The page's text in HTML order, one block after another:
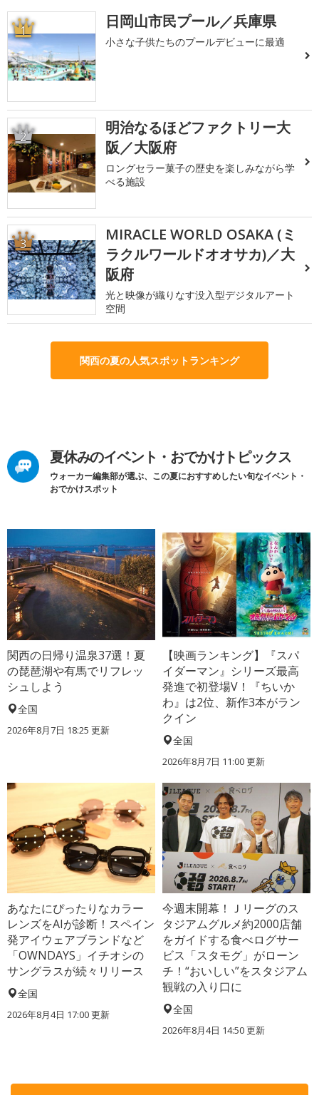
1 日岡山市民プール／兵庫県
小さな子供たちのプールデビューに最適
2
明治なるほどファクトリー大
阪／大阪府
ロングセラー菓子の歴史を楽しみながら学
べる施設
3
MIRACLE WORLD OSAKA (ミ
ラクルワールドオオサカ)／大
阪府
光と映像が織りなす没入型デジタルアート
空間
関西の夏の人気スポットランキング
夏休みのイベント・おでかけトピックス
ウォーカー編集部が選ぶ、この夏におすすめしたい旬なイベント・
おでかけスポット
関西の日帰り温泉37選！夏
の琵琶湖や有馬でリフレッ
シュしよう
全国
2026年8月7日 18:25 更新
【映画ランキング】『スパ
イダーマン』シリーズ最高
発進で初登場V！『ちいか
わ』は2位、新作3本がラン
クイン
全国
2026年8月7日 11:00更新
あなたにぴったりなカラー
レンズをAIが診断！スペイン
発アイウェアブランドなど
「OWNDAYS」イチオシの
サングラスが続々リリース
全国
2026年8月4日 17:00更新
今週末開幕！Ｊリーグのス
タジアムグルメ約2000店舗
をガイドする食べログサー
ビス「スタモグ」がローン
チ！“おいしい”をスタジアム
観戦の入り口に
全国
2026年8月4日 14:50更新